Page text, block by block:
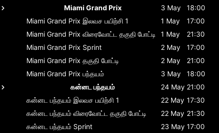
Miami Grand Prix
3 May
18:00
Miami Grand Prix இலவச பயிற்சி 1 1 May
17:00
Miami Grand Prix விரைவோட்ட தகுதி போட்டி 1 May
21:30
Miami Grand Prix Sprint 2 May
17:00
Miami Grand Prix தகுதி போட்டி 2 May
21:00
Miami Grand Prix பந்தயம் 3 May
18:00
கன்னட பந்தயம்
24 May 21:00
கன்னட பந்தயம் இலவச பயிற்சி 1 22 May 17:30
கன்னட பந்தயம் விரைவோட்ட தகுதி போட்டி 22 May 21:30
கன்னட பந்தயம் Sprint 23 May 17:00